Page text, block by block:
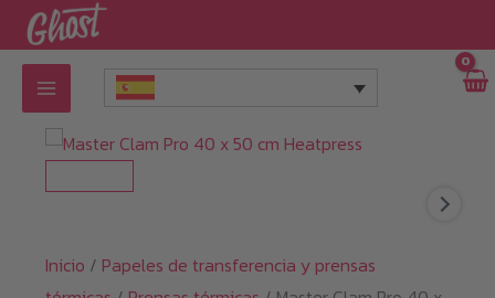
al
contenido
Inicio / Papeles de transferencia y prensas